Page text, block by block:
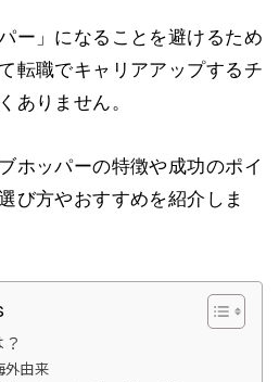
ー」になることを避けるため
転職でキャリアアップするチ
ありません。
ホッパーの特徴や成功のポイ
び方やおすすめを紹介しま
外由来